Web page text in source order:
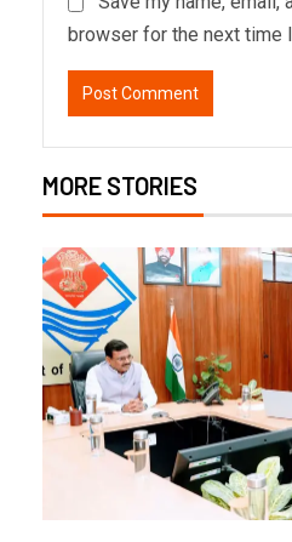
browser for the next time
MORE STORIES